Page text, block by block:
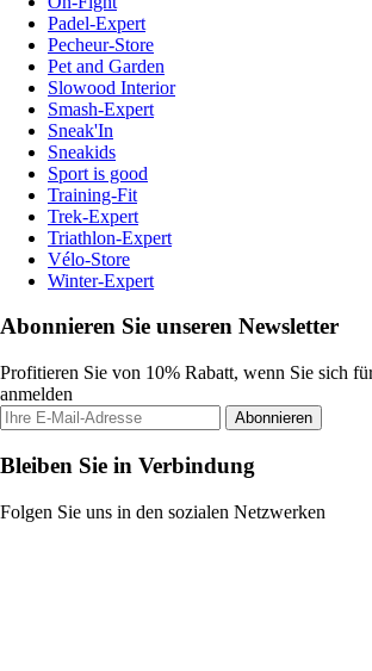
Padel-Expert
Pecheur-Store
Pet and Garden
Slowood Interior
Smash-Expert
Sneak'In
Sneakids
Sport is good
Training-Fit
Trek-Expert
Triathlon-Expert
Vélo-Store
Winter-Expert
Abonnieren Sie unseren Newsletter
Profitieren Sie von 10% Rabatt, wenn Sie sich
anmelden
Abonnieren
Bleiben Sie in Verbindung
Folgen Sie uns in den sozialen Netzwerken